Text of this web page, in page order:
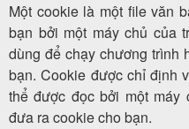
Một cookie là một file văn
bạn bởi một máy chủ của
dùng để chạy chương trình
bạn. Cookie được chỉ định
thể được đọc bởi một máy
đưa ra cookie cho bạn.